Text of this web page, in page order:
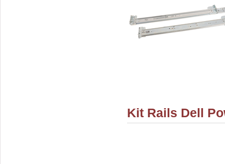
Kit Rails Dell